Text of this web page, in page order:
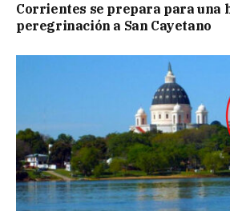
Corrientes se prepara para una
peregrinación a San Cayetano